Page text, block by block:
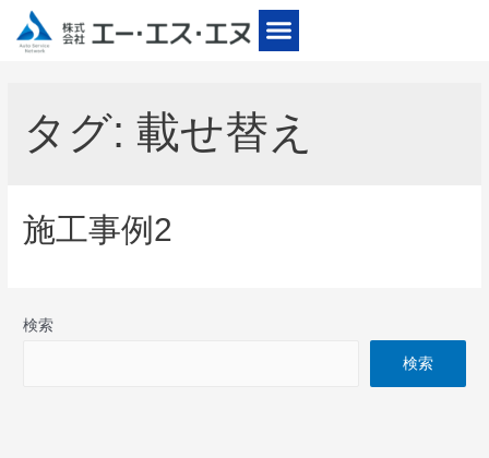
タグ:載せ替え
施工事例2
検索
検索